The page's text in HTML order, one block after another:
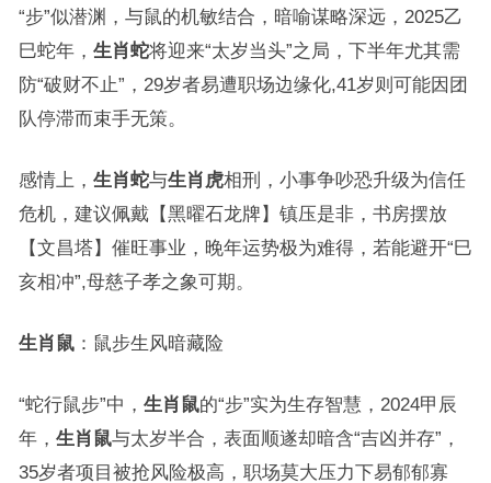
“步”似潜渊，与鼠的机敏结合，暗喻谋略深远，2025乙
巳蛇年， 生肖蛇将迎来“太岁当头”之局，下半年尤其需
防“破财不止”，29岁者易遭职场边缘化,41岁则可能因团
队停滞而束手无策。
感情上， 生肖蛇与生肖虎相刑，小事争吵恐升级为信任
危机，建议佩戴【黑曜石龙牌】镇压是非，书房摆放
【文昌塔】催旺事业，晚年运势极为难得，若能避开“巳
亥相冲”,母慈子孝之象可期。
生肖鼠：鼠步生风暗藏险
“蛇行鼠步”中， 生肖鼠的“步”实为生存智慧，2024甲辰
年， 生肖鼠与太岁半合，表面顺遂却暗含“吉凶并存”，
35岁者项目被抢风险极高，职场莫大压力下易郁郁寡